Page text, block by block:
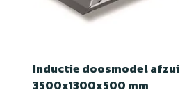
Inductie doosmodel
3500x1300x500 mm